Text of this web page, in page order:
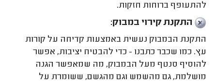
להתעופף ברוחות חזקות.
התקנת קירוי במבוק:
התקנת הבמבוק נעשית באמצעות קדיחה על קורות
עץ. כמו שכבר כתבנו - כדי להבטיח יציבות, אפשר
להוסיף סנטף מעל הבמבוק, מה שמאפשר הגנה
מושלמת, גם מהשמש וגם מהגשם, ששומרת על